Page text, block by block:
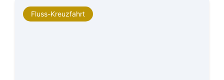
Transreise
Fluss-Kreuzfahrt